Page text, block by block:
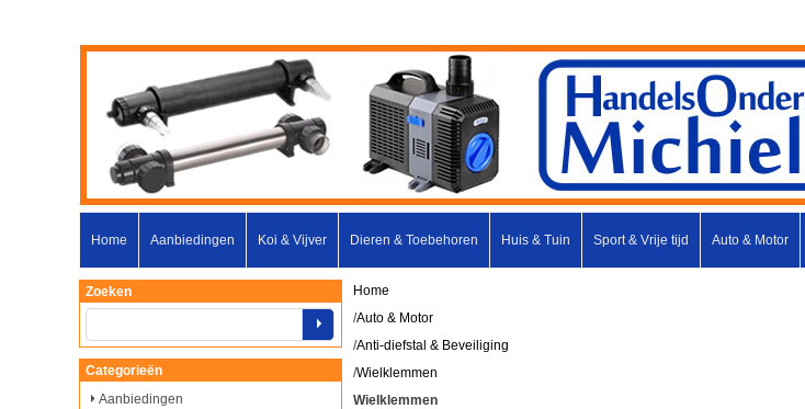
Home Aanbiedingen Koi & Vijver Dieren & Toebehoren Huis & Tuin Sport & Vrije tijd Auto & Motor
Zoeken
Categorieën
Aanbiedingen
Home
/Auto & Motor
/Anti-diefstal & Beveiliging
/Wielklemmen
Wielklemmen